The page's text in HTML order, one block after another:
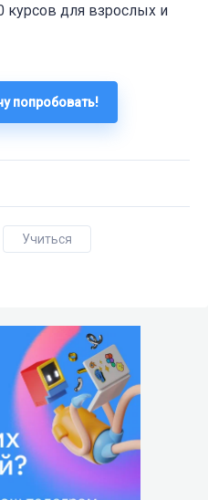
для взрослых и
попробовать!
Учиться